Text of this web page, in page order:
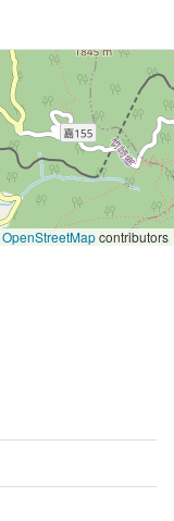
OpenStreetMapcontributors